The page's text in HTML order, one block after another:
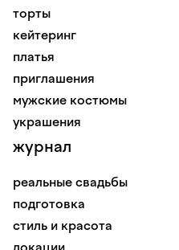
торты
кейтеринг
платья
приглашения
мужские костюмы
украшения
журнал
реальные свадьбы
подготовка
стиль и красота